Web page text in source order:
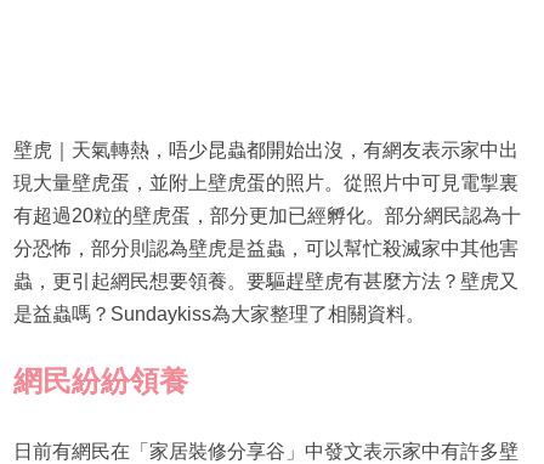
壁虎｜天氣轉熱，唔少昆蟲都開始出沒，有網友表示家中出
現大量壁虎蛋，並附上壁虎蛋的照片。從照片中可見電掣裏
有超過20粒的壁虎蛋，部分更加已經孵化。部分網民認為十
分恐怖，部分則認為壁虎是益蟲，可以幫忙殺滅家中其他害
蟲，更引起網民想要領養。要驅趕壁虎有甚麼方法？壁虎又
是益蟲嗎？Sundaykiss為大家整理了相關資料。
網民紛紛領養
日前有網民在「家居裝修分享谷」中發文表示家中有許多壁